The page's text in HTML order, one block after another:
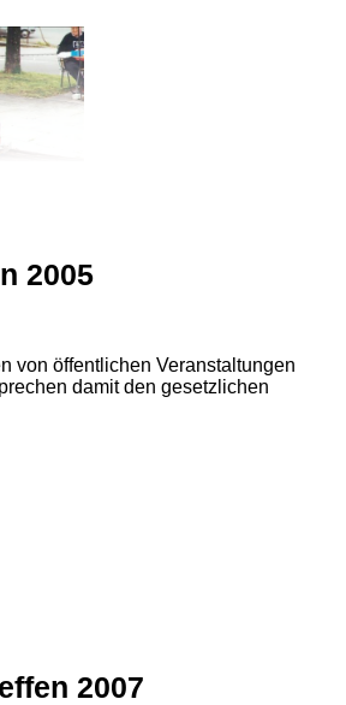
2005
von öffentlichen Veranstaltungen
damit den gesetzlichen
2007